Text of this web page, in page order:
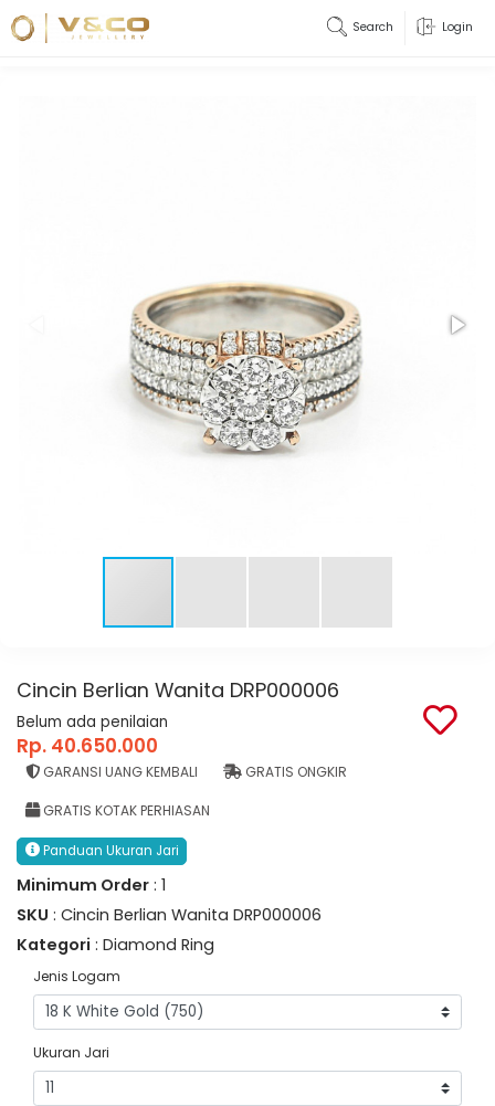
Search Login
Cincin Berlian Wanita DRP000006
Belum ada penilaian
Rp. 40.650.000
GARANSI UANG KEMBALI GRATIS ONGKIR
GRATIS KOTAK PERHIASAN
Panduan Ukuran Jari
Minimum Order : 1
SKU : Cincin Berlian Wanita DRP000006
Kategori : Diamond Ring
Jenis Logam
Ukuran Jari